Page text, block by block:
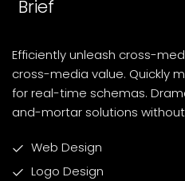
Brief
Efficiently unleash cross-
cross-media value. Quickly
for real-time schemas.
and-mortar solutions
Web Design
Logo Design